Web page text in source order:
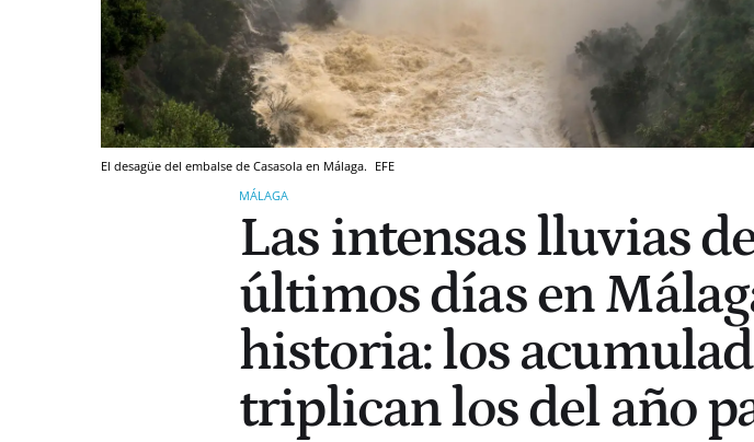
El desagüe del embalse de Casasola en Málaga. EFE
MÁLAGA
Las intensas lluvias
últimos días en
historia: los
triplican los del año